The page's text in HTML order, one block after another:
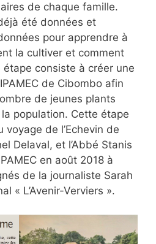
de chaque famille.
été données et
pour apprendre à
la cultiver et comment
étape consiste à créer une
de Cibombo afin
de jeunes plants
population. Cette étape
de l’Echevin de
Delaval, et l’Abbé Stanis
en août 2018 à
de la journaliste Sarah
« L’Avenir-Verviers ».